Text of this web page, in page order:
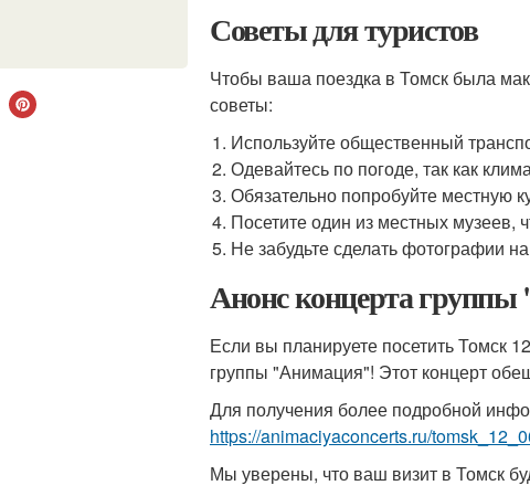
Советы для туристов
Чтобы ваша поездка в Томск была
советы:
Используйте общественный
Одевайтесь по погоде, так как
Обязательно попробуйте местную
Посетите один из местных музеев,
Не забудьте сделать фотографии
Анонс концерта
Если вы планируете посетить Томск
группы "Анимация"! Этот концерт
Для получения более подробной
https://animaciyaconcerts.ru/
Мы уверены, что ваш визит в Томск